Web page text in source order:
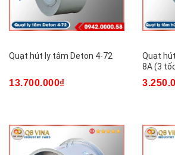
Quạt hút ly tâm Deton 4-72
13.700.000₫
Quạt
8A (3